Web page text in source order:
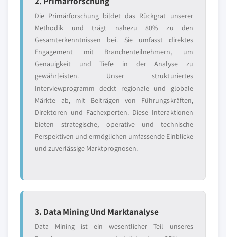
Die Primärforschung bildet das Rückgrat unserer
Methodik und trägt nahezu 80% zu den
Gesamterkenntnissen bei. Sie umfasst direktes
Engagement mit Branchenteilnehmern, um
Genauigkeit und Tiefe in der Analyse zu
gewährleisten. Unser strukturiertes
Interviewprogramm deckt regionale und globale
Märkte ab, mit Beiträgen von Führungskräften,
Direktoren und Fachexperten. Diese Interaktionen
bieten strategische, operative und technische
Perspektiven und ermöglichen umfassende Einblicke
und zuverlässige Marktprognosen.
3. Data Mining Und Marktanalyse
Data Mining ist ein wesentlicher Teil unseres